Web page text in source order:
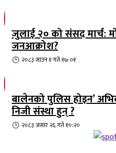
जुलाई २० को संसद मार्च:
जनआक्रोश?
२०८३ साउन १ गते १७:०१
बालेनको पुलिस होइन’
निजी संस्था हुन् ?
२०८३ असार २६ गते १०:२०